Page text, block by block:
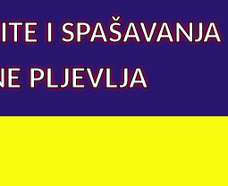
I SPAŠAVANJA
PLJEVLJA